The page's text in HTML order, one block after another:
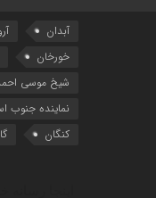
آبدان
خورخان
شیخ موسی
نماینده جنوب
کنگان